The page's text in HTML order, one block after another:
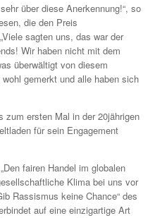
über diese Anerkennung!“, so
die den Preis
sagten uns, das war der
Wir haben nicht mit dem
überwältigt von diesem
gemerkt und alle haben sich
ersten Mal in der 20jährigen
für sein Engagement
fairen Handel im globalen
Klima bei uns vor
Rassismus keine Chance“ des
auf eine einzigartige Art